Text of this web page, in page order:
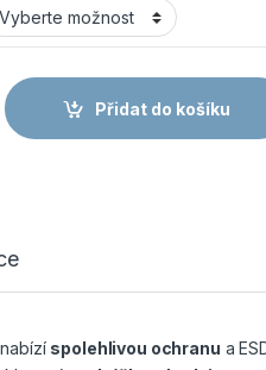
BOOT ESD HRO SR SC
Přidat do košíku
nabízí spolehlivou ochranu a